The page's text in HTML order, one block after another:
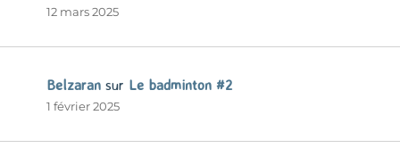
12 mars 2025
Belzaran sur Le badminton #2
1 février 2025